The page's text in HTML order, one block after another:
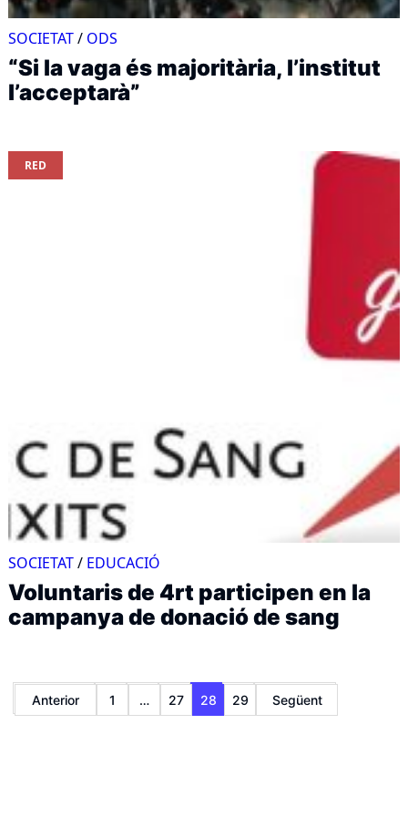
SOCIETAT/ ODS
“Si la vaga és majoritària, l’institut
l’acceptarà”
RED
SOCIETAT/ EDUCACIÓ
Voluntaris de 4rt participen en la
campanya de donació de sang
Paginació
de
Anterior 1 … 27 28 29 Següent